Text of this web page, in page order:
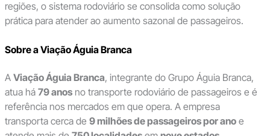
regiões, o sistema rodoviário se consolida como solução
prática para atender ao aumento sazonal de passageiros.
Sobre a Viação Águia Branca
A Viação Águia Branca, integrante do Grupo Águia Branca,
atua há 79 anosno transporte rodoviário de passageiros e é
referência nos mercados em que opera. A empresa
transporta cerca de 9 milhões de passageiros por anoe